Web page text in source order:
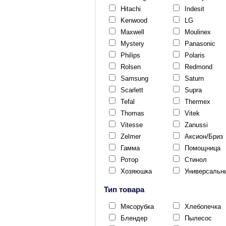
Hitachi
Indesit
Kenwood
LG
Maxwell
Moulinex
Mystery
Panasonic
Philips
Polaris
Rolsen
Redmond
Samsung
Saturn
Scarlett
Supra
Tefal
Thermex
Thomas
Vitek
Vitesse
Zanussi
Zelmer
Аксион/Бриз
Гамма
Помощница
Ротор
Стинол
Хозяюшка
Тип товара
Мясорубка
Хлебопечка
Блендер
Пылесос